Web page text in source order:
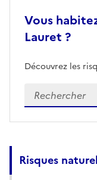
Vous
Lauret ?
Découvrez les
Veuillez
Risques